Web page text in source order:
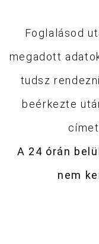
Foglalásod
megadott
tudsz
beérkezte
A 24 órán
nem